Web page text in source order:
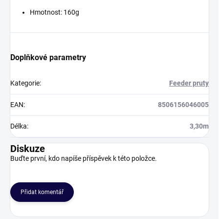
Hmotnost: 160g
Doplňkové parametry
Kategorie: Feeder pruty
EAN: 8506156046005
Délka: 3,30m
Diskuze
Buďte první, kdo napíše příspěvek k této položce.
Přidat komentář